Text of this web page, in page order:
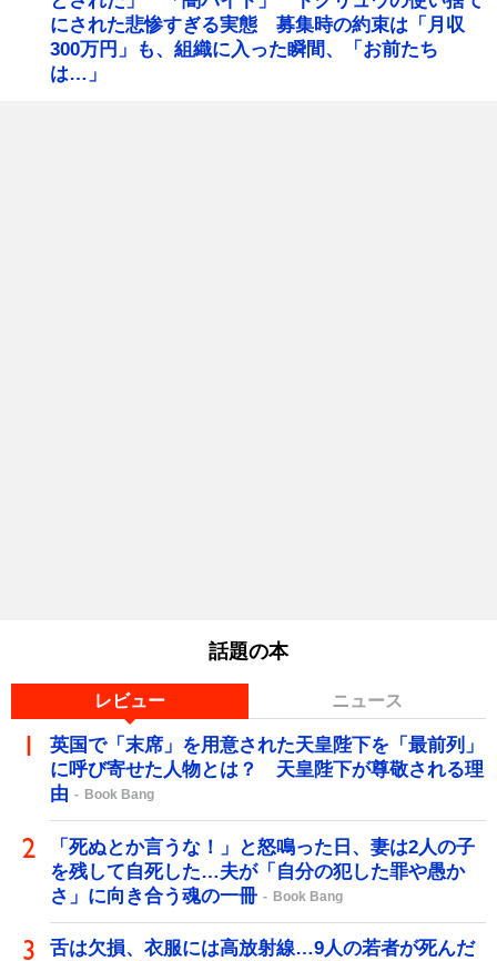
にされた悲惨すぎる実態 募集時の約束は「月収
300万円」も、組織に入った瞬間、「お前たち
は…」
話題の本
レビュー ニュース
英国で「末席」を用意された天皇陛下を「最前列」
に呼び寄せた人物とは？ 天皇陛下が尊敬される理
由
Book Bang
「死ぬとか言うな！」と怒鳴った日、妻は2人の子
を残して自死した…夫が「自分の犯した罪や愚か
さ」に向き合う魂の一冊
Book Bang
舌は欠損、衣服には高放射線…9人の若者が死んだ